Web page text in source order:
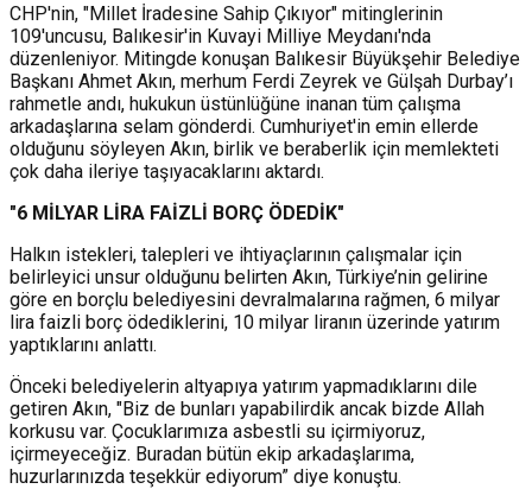
CHP'nin, "Millet İradesine Sahip Çıkıyor" mitinglerinin
109'uncusu, Balıkesir'in Kuvayi Milliye Meydanı'nda
düzenleniyor. Mitingde konuşan Balıkesir Büyükşehir Belediye
Başkanı Ahmet Akın, merhum Ferdi Zeyrek ve Gülşah Durbay’ı
rahmetle andı, hukukun üstünlüğüne inanan tüm çalışma
arkadaşlarına selam gönderdi. Cumhuriyet'in emin ellerde
olduğunu söyleyen Akın, birlik ve beraberlik için memlekteti
çok daha ileriye taşıyacaklarını aktardı.
"6 MİLYAR LİRA FAİZLİ BORÇ ÖDEDİK"
Halkın istekleri, talepleri ve ihtiyaçlarının çalışmalar için
belirleyici unsur olduğunu belirten Akın, Türkiye’nin gelirine
göre en borçlu belediyesini devralmalarına rağmen, 6 milyar
lira faizli borç ödediklerini, 10 milyar liranın üzerinde yatırım
yaptıklarını anlattı.
Önceki belediyelerin altyapıya yatırım yapmadıklarını dile
getiren Akın, "Biz de bunları yapabilirdik ancak bizde Allah
korkusu var. Çocuklarımıza asbestli su içirmiyoruz,
içirmeyeceğiz. Buradan bütün ekip arkadaşlarıma,
huzurlarınızda teşekkür ediyorum” diye konuştu.